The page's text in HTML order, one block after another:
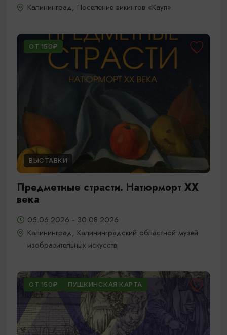
Калининград, Поселение викингов «Кауп»
ОТ 150₽
ВЫСТАВКИ
Предметные страсти. Натюрморт XX
века
05.06.2026 - 30.08.2026
Калининград, Калининградский областной музей
изобразительных искусств
ОТ 150₽ ПУШКИНСКАЯ КАРТА